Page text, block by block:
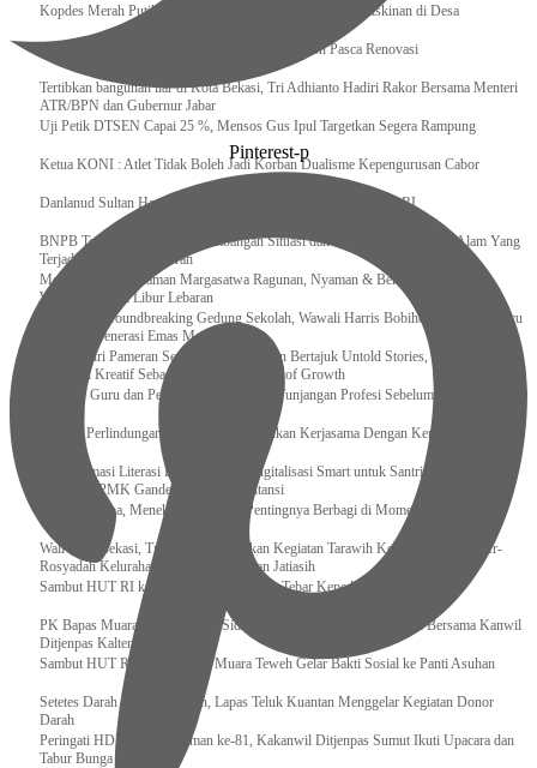
Kopdes Merah Putih Instrumen Penting Pengentasan Kemiskinan di Desa
Presiden, Prabowo Subianto Resmikan 17 Stadion Pasca Renovasi
Tertibkan bangunan liar di Kota Bekasi, Tri Adhianto Hadiri Rakor Bersama Menteri
ATR/BPN dan Gubernur Jabar
Uji Petik DTSEN Capai 25 %, Mensos Gus Ipul Targetkan Segera Rampung
Ketua KONI : Atlet Tidak Boleh Jadi Korban Dualisme Kepengurusan Cabor
Danlanud Sultan Hasanuddin Ikuti Exit Meeting Bersama BPK RI
BNPB Terus Memantau Perkembangan Situasi dan Penanganan Bencana Alam Yang
Terjadi di Beberapa Daerah
Menpar Pastikan Taman Margasatwa Ragunan, Nyaman & Bersih di Kunjungi
Wisatawan Saat Libur Lebaran
Resmikan Groundbreaking Gedung Sekolah, Wawali Harris Bobihoe : Tonggak Baru
Ciptakan Generasi Emas Masa Depan
Menghadiri Pameran Seni Meiro Collection Bertajuk Untold Stories, Irene Umar :
Ekonomi Kreatif Sebagai The New Engine of Growth
120.067 Guru dan Pengawas PAI Terima Tunjangan Profesi Sebelum Lebaran
Perkuat Perlindungan KI Kemenkum Sahkan Kerjasama Dengan Kemenbud
Transformasi Literasi Keuangan dan Digitalisasi Smart untuk Santri Produktif
Kemenko PMK Gandeng Beberapa Intansi
Peduli Sesama, Menekraf Tekankan Pentingnya Berbagi di Momen Ramadan
Wali Kota Bekasi, Tri Adhianto Lakukan Kegiatan Tarawih Keliling di Masjid Ar-
Rosyadah Kelurahan Jatirasa Kecamatan Jatiasih
Sambut HUT RI ke-81, Lapas Gunungtua Tebar Kepedulian Lewat Bansos
‎PK Bapas Muara Teweh Hadiri Sidang TPP di Lapas Muara Teweh Bersama Kanwil
Ditjenpas Kalteng
‎Sambut HUT RI ke 81, Bapas Muara Teweh Gelar Bakti Sosial ke Panti Asuhan
Setetes Darah Sejuta Harapan, Lapas Teluk Kuantan Menggelar Kegiatan Donor
Darah
Peringati HDKD Pengayoman ke-81, Kakanwil Ditjenpas Sumut Ikuti Upacara dan
Tabur Bunga di TMP
Pinterest-p